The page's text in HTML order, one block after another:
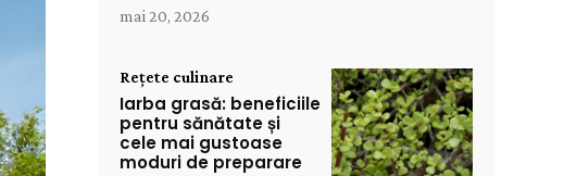
mai 20, 2026
Rețete culinare
Iarba grasă: beneficiile
pentru sănătate și
cele mai gustoase
moduri de preparare